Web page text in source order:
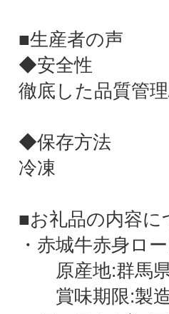
■生産者の声
◆安全性
徹底した品質管
◆保存方法
冷凍
■お礼品の内容に
・赤城牛赤身ロ
原産地:群馬県
賞味期限:製造